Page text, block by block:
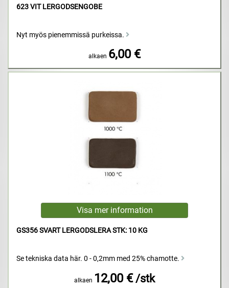
623 VIT LERGODSENGOBE
Nyt myös pienemmissä purkeissa.
alkaen 6,00 €
GS356 SVART LERGODSLERA STK: 10 KG
Se tekniska data här. 0 - 0,2mm med 25% chamotte.
alkaen 12,00 € /stk